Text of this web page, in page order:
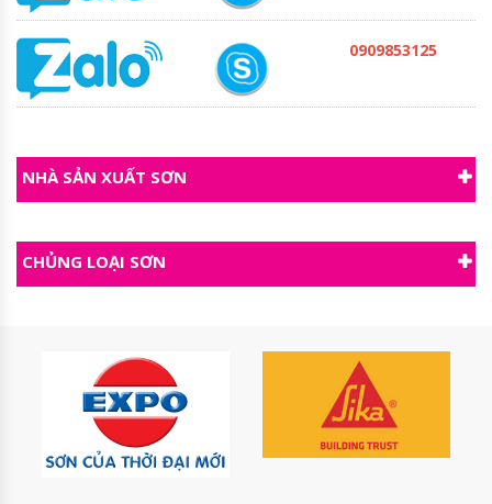
0909853125
NHÀ SẢN XUẤT SƠN
CHỦNG LOẠI SƠN